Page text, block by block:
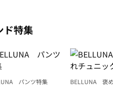
ド特集
パンツ特集
BELLUNA 褒